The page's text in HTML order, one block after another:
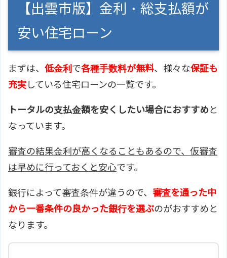
【出雲市版】金利・総支払額が
安い住宅ローン
まずは、 低金利 で各種手数料が無料、様々な保証も
充実している住宅ローンの一覧です。
トータルの支払金額を安くしたい場合におすすめと
なっています。
審査の結果金利が高くなることもあるので、仮審査
は早めに行っておくと安心です。
銀行によって審査条件が違うので、 審査を通った中
から一番条件の良かった銀行を選ぶのがおすすめと
なります。